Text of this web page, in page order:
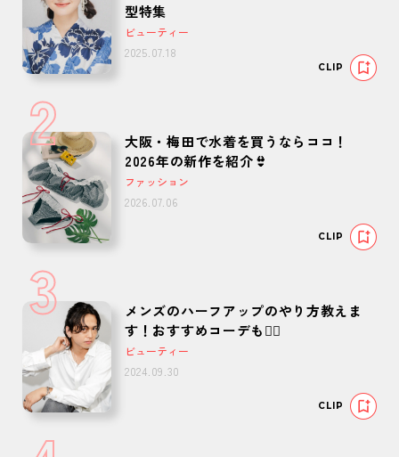
型特集
ビューティー
2025.07.18
CLIP
2
大阪・梅田で水着を買うならココ！
2026年の新作を紹介👙
ファッション
2026.07.06
CLIP
3
メンズのハーフアップのやり方教えま
す！おすすめコーデも🙆‍♂️
ビューティー
2024.09.30
CLIP